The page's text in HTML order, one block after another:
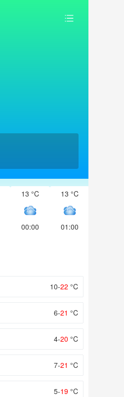
13 °C
00:00
13 °C
01:00
10-22 °C
6-21 °C
4-20 °C
7-21 °C
5-19 °C